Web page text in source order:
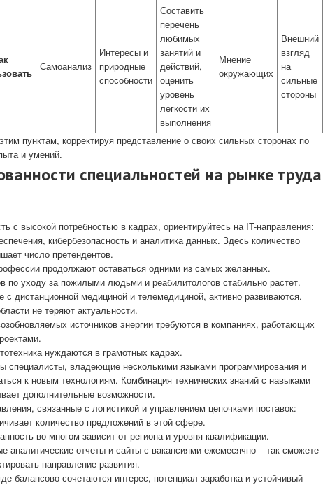
Самоанализ
Интересы и
природные
способности
Составить
перечень
любимых
занятий и
действий,
оценить
уровень
легкости их
выполнения
Мнение
окружающих
Внешний
взгляд
на
сильные
стороны
пунктам, корректируя представление о своих сильных сторонах по
и умений.
специальностей на рынке труда
с высокой потребностью в кадрах, ориентируйтесь на IT-направления:
кибербезопасность и аналитика данных. Здесь количество
число претендентов.
продолжают оставаться одними из самых желанных.
по уходу за пожилыми людьми и реабилитологов стабильно растет.
с дистанционной медициной и телемедициной, активно развиваются.
не теряют актуальности.
источников энергии требуются в компаниях, работающих
нуждаются в грамотных кадрах.
специалисты, владеющие несколькими языками программирования и
к новым технологиям. Комбинация технических знаний с навыками
дополнительные возможности.
связанные с логистикой и управлением цепочками поставок:
количество предложений в этой сфере.
во многом зависит от региона и уровня квалификации.
аналитические отчеты и сайты с вакансиями ежемесячно – так сможете
направление развития.
балансово сочетаются интерес, потенциал заработка и устойчивый